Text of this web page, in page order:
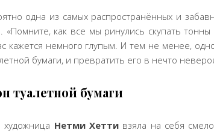
одна из самых распространённых и
как все мы ринулись скупать
кажется немного глупым. И тем не менее,
бумаги, и превратить его в нечто
туалетной бумаги
художница Нетми Хетти взяла на себя